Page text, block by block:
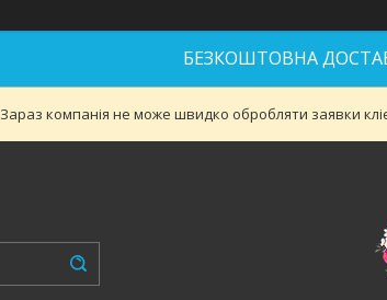
БЕЗКОШТОВНА
Зараз компанія не може швидко обробляти заявки